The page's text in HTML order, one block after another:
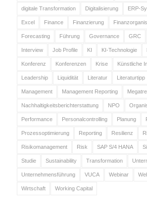
digitale Transformation Digitalisierung ERP-
Excel Finance Finanzierung
Forecasting Führung Governance GRC
Interview Job Profile KI KI-Technologie
Konferenz Konferenzen Krise Künstliche
Leadership Liquidität Literatur Literaturtipp
Management Management Reporting
Nachhaltigkeitsberichterstattung NPO
Performance Personalcontrolling Planung
Prozessoptimierung Reporting Resilienz
Risikomanagement Risk SAP S/4 HANA
Studie Sustainability Transformation
Unternehmensführung VUCA Webinar
Wirtschaft Working Capital